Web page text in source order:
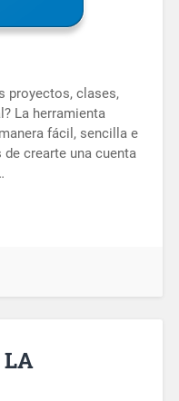
proyectos, clases,
La herramienta
fácil, sencilla e
crearte una cuenta
LA